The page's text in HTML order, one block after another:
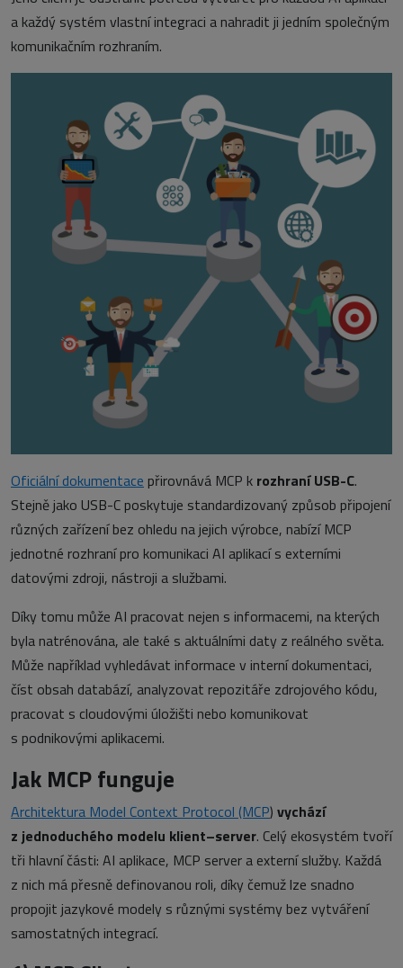
a každý systém vlastní integraci a nahradit ji jedním společným
komunikačním rozhraním.
Oficiální dokumentace přirovnává MCP k rozhraní USB-C.
Stejně jako USB-C poskytuje standardizovaný způsob připojení
různých zařízení bez ohledu na jejich výrobce, nabízí MCP
jednotné rozhraní pro komunikaci AI aplikací s externími
datovými zdroji, nástroji a službami.
Díky tomu může AI pracovat nejen s informacemi, na kterých
byla natrénována, ale také s aktuálními daty z reálného světa.
Může například vyhledávat informace v interní dokumentaci,
číst obsah databází, analyzovat repozitáře zdrojového kódu,
pracovat s cloudovými úložišti nebo komunikovat
s podnikovými aplikacemi.
Jak MCP funguje
Architektura Model Context Protocol (MCP) vychází
z jednoduchého modelu klient–server. Celý ekosystém tvoří
tři hlavní části: AI aplikace, MCP server a externí služby. Každá
z nich má přesně definovanou roli, díky čemuž lze snadno
propojit jazykové modely s různými systémy bez vytváření
samostatných integrací.